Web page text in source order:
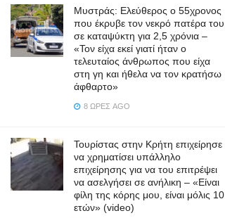
Μυστράς: Ελεύθερος ο 55χρονος
που έκρυβε τον νεκρό πατέρα του
σε καταψύκτη για 2,5 χρόνια –
«Τον είχα εκεί γιατί ήταν ο
τελευταίος άνθρωπος που είχα
στη γη και ήθελα να τον κρατήσω
άφθαρτο»
8 ΏΡΕΣ AGO
Τουρίστας στην Κρήτη επιχείρησε
να χρηματίσει υπάλληλο
επιχείρησης για να του επιτρέψει
να ασελγήσει σε ανήλικη – «Είναι
φίλη της κόρης μου, είναι μόλις 10
ετών» (video)